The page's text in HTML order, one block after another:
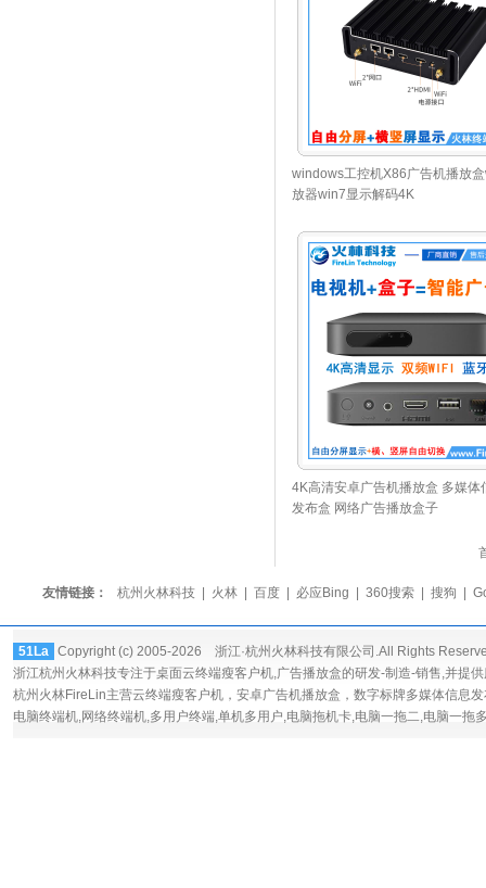
windows工控机X86广告机播放
放器win7显示解码4K
4K高清安卓广告机播放盒 多媒体
发布盒 网络广告播放盒子
友情链接： 杭州火林科技 火林 百度 必应Bing 360搜索 搜狗
51La Copyright (c) 2005-2026 浙江·杭州火林科技有限公司.All Rights
浙江杭州火林科技专注于桌面云终端瘦客户机,广告播放盒的研发-制造-销售,并提
杭州火林FireLin主营云终端瘦客户机， 安卓广告机播放盒 ，数字标牌多媒体信息
电脑终端机,网络终端机,多用户终端,单机多用户,电脑拖机卡,电脑一拖二,电脑一拖